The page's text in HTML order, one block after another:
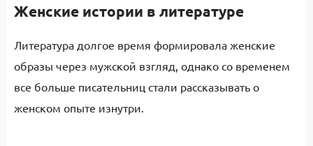
Женские истории в литературе
Литература долгое время формировала женские
образы через мужской взгляд, однако со временем
все больше писательниц стали рассказывать о
женском опыте изнутри.